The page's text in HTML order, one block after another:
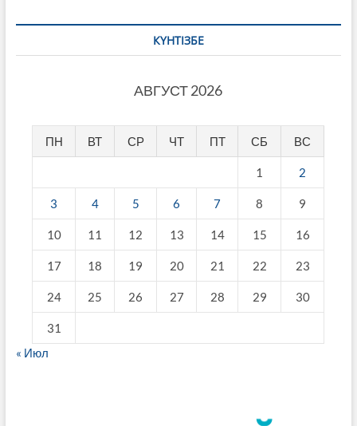
КҮНТІЗБЕ
АВГУСТ 2026
ПН ВТ СР ЧТ ПТ СБ ВС
1 2
3 4 5 6 7 8 9
10 11 12 13 14 15 16
17 18 19 20 21 22 23
24 25 26 27 28 29 30
31
« Июл